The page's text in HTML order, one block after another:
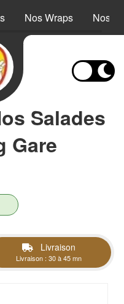
Nos Wraps Nos
Salades
Gare
Livraison
Livraison : 30 à 45 mn